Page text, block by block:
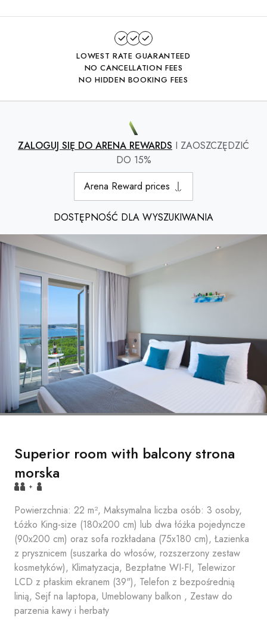
LOWEST RATE GUARANTEED
NO CANCELLATION FEES
NO HIDDEN BOOKING FEES
ZALOGUJ SIĘ DO ARENA REWARDS I ZAOSZCZĘDZIĆ
DO 15%
Arena Reward prices
DOSTĘPNOŚĆ DLA WYSZUKIWANIA
Superior room with balcony strona
morska
+
Powierzchnia: 22 m², Maksymalna liczba osób: 3 osoby,
Łóżko King-size (180x200 cm) lub dwa łóżka pojedyncze
(90x200 cm) oraz sofa rozkładana (75x180 cm), Łazienka
z prysznicem (suszarka do włosów, rozszerzony zestaw
kosmetyków), Klimatyzacja, Bezpłatne WI-FI, Telewizor
LCD z płaskim ekranem (39"), Telefon z bezpośrednią
linią, Sejf na laptopa, Umeblowany balkon , Zestaw do
parzenia kawy i herbaty